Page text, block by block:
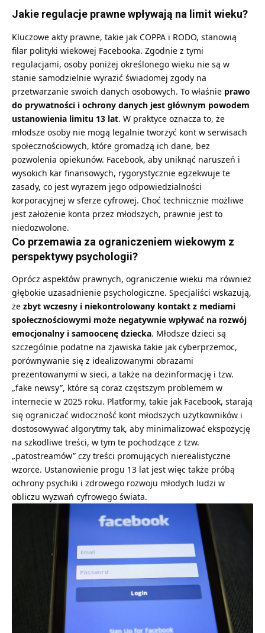
Jakie regulacje prawne wpływają na limit wieku?
Kluczowe akty prawne, takie jak COPPA i RODO, stanowią
filar polityki wiekowej Facebooka. Zgodnie z tymi
regulacjami, osoby poniżej określonego wieku nie są w
stanie samodzielnie wyrazić świadomej zgody na
przetwarzanie swoich danych osobowych. To właśnie prawo
do prywatności i ochrony danych jest głównym powodem
ustanowienia limitu 13 lat. W praktyce oznacza to, że
młodsze osoby nie mogą legalnie tworzyć kont w serwisach
społecznościowych, które gromadzą ich dane, bez
pozwolenia opiekunów. Facebook, aby uniknąć naruszeń i
wysokich kar finansowych, rygorystycznie egzekwuje te
zasady, co jest wyrazem jego odpowiedzialności
korporacyjnej w sferze cyfrowej. Choć technicznie możliwe
jest założenie konta przez młodszych, prawnie jest to
niedozwolone.
Co przemawia za ograniczeniem wiekowym z
perspektywy psychologii?
Oprócz aspektów prawnych, ograniczenie wieku ma również
głębokie uzasadnienie psychologiczne. Specjaliści wskazują,
że zbyt wczesny i niekontrolowany kontakt z mediami
społecznościowymi może negatywnie wpływać na rozwój
emocjonalny i samoocenę dziecka. Młodsze dzieci są
szczególnie podatne na zjawiska takie jak cyberprzemoc,
porównywanie się z idealizowanymi obrazami
prezentowanymi w sieci, a także na dezinformację i tzw.
„fake newsy”, które są coraz częstszym problemem w
internecie w 2025 roku. Platformy, takie jak Facebook, starają
się ograniczać widoczność kont młodszych użytkowników i
dostosowywać algorytmy tak, aby minimalizować ekspozycję
na szkodliwe treści, w tym te pochodzące z tzw.
„patostreamów” czy treści promujących nierealistyczne
wzorce. Ustanowienie progu 13 lat jest więc także próbą
ochrony psychiki i zdrowego rozwoju młodych ludzi w
obliczu wyzwań cyfrowego świata.